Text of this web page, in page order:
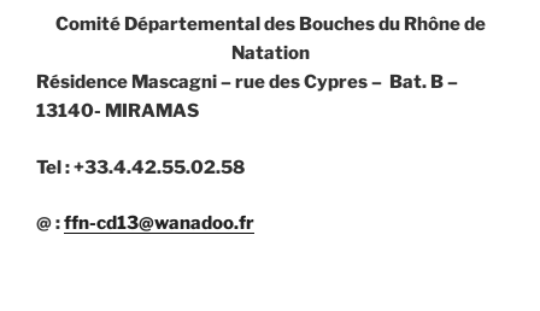
Comité Départemental des Bouches du Rhône de
Natation
Résidence Mascagni – rue des Cypres – Bat. B –
13140- MIRAMAS
Tel : +33.4.42.55.02.58
@ :ffn-cd13@wanadoo.fr